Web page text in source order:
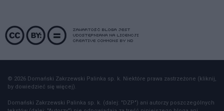
© 2026 Domański Zakrzewski Palinka sp. k. Niektóre prawa zastrzeżone (kliknij,
by dowiedzieć się więcej).
Domański Zakrzewski Palinka sp. k. (dalej: "DZP") ani autorzy poszczególnych